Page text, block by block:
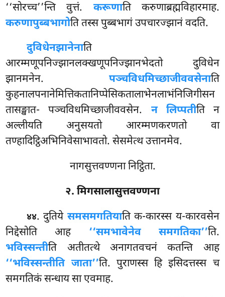
‘‘सोरच्च’’न्ति वुत्तं. करूणाति करुणाब्रह्मविहारमाह.
करुणापुब्बभागोति तस्स पुब्बभागं उपचारज्झानं वदति.
दुविधेनझानेनाति
आरम्मणूपनिज्झानलक्खणूपनिज्झानभेदतो दुविधेन
झानमनेन. पञ्चविधमिच्छाजीववसेनाति
कुहनालपनानेमित्तिकतानिप्पेसिकतालाभेनलाभंनिजिगीसन
तासङ्खात- पञ्चविधमिच्छाजीववसेन. न लिप्पतीति न
अल्लीयति अनुसयतो आरम्मणकरणतो वा
तण्हादिट्ठिअभिनिवेसाभावतो. सेसमेत्थ उत्तानमेव.
नागसुत्तवण्णना निट्ठिता.
२. मिगसालासुत्तवण्णना
४४. दुतिये समसमगतियाति क-कारस्स य-कारवसेन
निद्देसोति आह ‘‘समभावेनेव समगतिका’’ति.
भविस्सन्तीति अतीतत्थे अनागतवचनं कतन्ति आह
‘‘भविस्सन्तीति जाता’’ति. पुराणस्स हि इसिदत्तस्स च
समगतिकं सन्धाय सा एवमाह.